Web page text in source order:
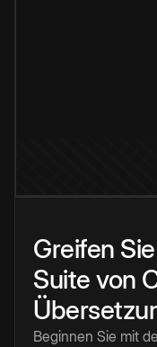
Greifen
Suite von
Beginnen Sie mit